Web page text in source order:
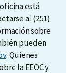
está
al (251)
sobre
pueden
. Quienes
la EEOC y